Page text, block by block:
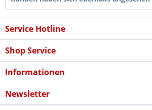
Service Hotline
Shop Service
Informationen
Newsletter